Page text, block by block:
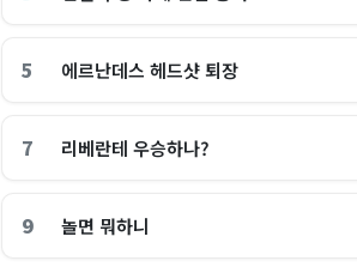
5 에르난데스 헤드샷 퇴장
7 리베란테 우승하나?
9 놀면 뭐하니